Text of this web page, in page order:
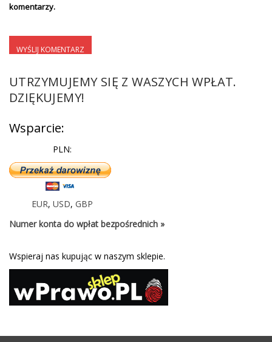
komentarzy.
UTRZYMUJEMY SIĘ Z WASZYCH WPŁAT.
DZIĘKUJEMY!
Wsparcie:
PLN:
EUR, USD, GBP
Numer konta do wpłat bezpośrednich »
Wspieraj nas kupując w naszym sklepie.